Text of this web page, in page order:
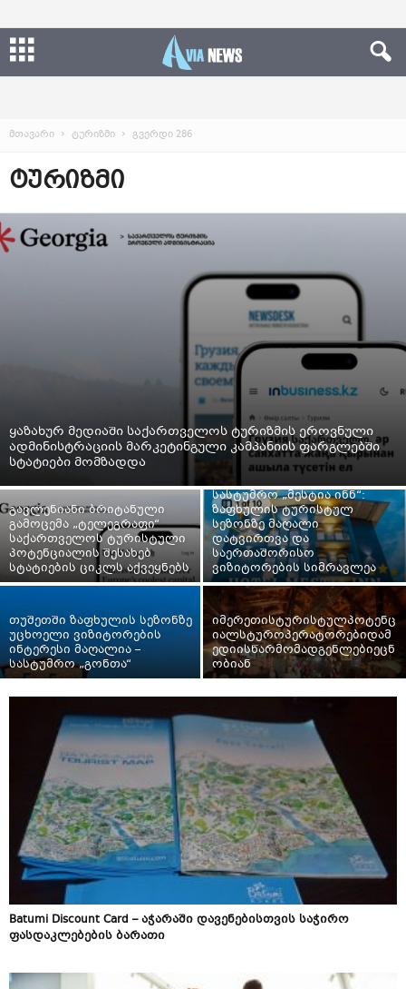
მთავარი ტურიზმი გვერდი 286
ᲢᲣᲠᲘᲖᲛᲘ
ყაზახურ მედიაში საქართველოს ტურიზმის ეროვნული
ადმინისტრაციის მარკეტინგული კამპანიის ფარგლებში
სტატიები მომზადდა
გავლენიანი ბრიტანული
გამოცემა „ტელეგრაფი“
საქართველოს ტურისტული
პოტენციალის შესახებ
სტატიების ციკლს აქვეყნებს
სასტუმრო „მესტია ინნ“:
ზაფხულის ტურისტულ
სეზონზე მაღალი
დატვირთვა და
საერთაშორისო
ვიზიტორების სიმრავლეა
თუშეთში ზაფხულის სეზონზე
უცხოელი ვიზიტორების
ინტერესი მაღალია –
სასტუმრო „გონთა“
იმერეთისტურისტულპოტენც
იალსტუროპერატორებიდამ
ედიისწარმომადგენლებიეცნ
ობიან
Batumi Discount Card – აჭარაში დავენებისთვის საჭირო
ფასდაკლებების ბარათი